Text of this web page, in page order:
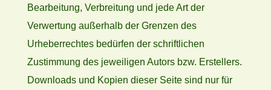
Bearbeitung, Verbreitung und jede Art der
Verwertung außerhalb der Grenzen des
Urheberrechtes bedürfen der schriftlichen
Zustimmung des jeweiligen Autors bzw. Erstellers.
Downloads und Kopien dieser Seite sind nur für